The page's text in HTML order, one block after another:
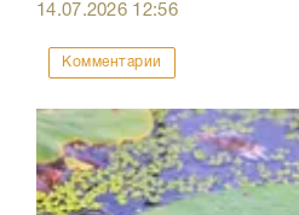
14.07.2026 12:56
Комментарии